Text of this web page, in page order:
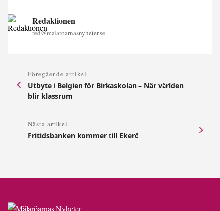
Redaktionen
red@malaroarnasnyheter.se
Föregående artikel
Utbyte i Belgien för Birkaskolan – När världen
blir klassrum
Nästa artikel
Fritidsbanken kommer till Ekerö